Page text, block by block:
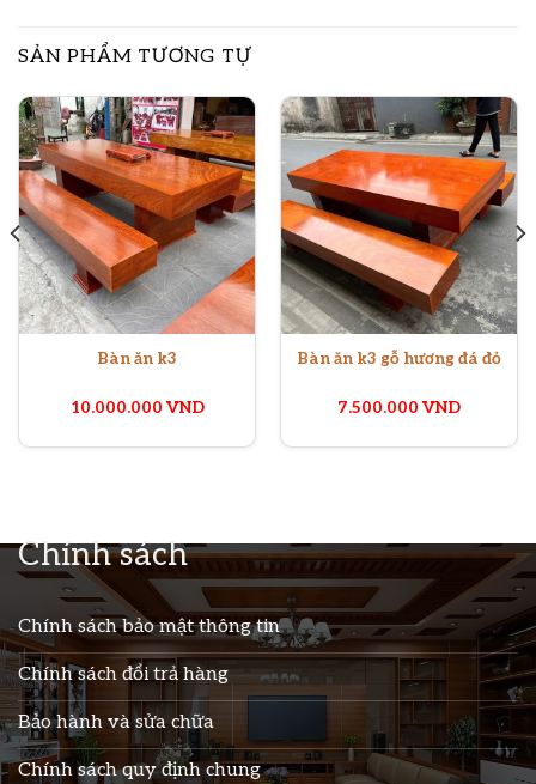
SẢN PHẨM TƯƠNG TỰ
Bàn ăn k3
10.000.000 VND
Bàn ăn k3 gỗ hương đá đỏ
7.500.000 VND
Chính sách
Chính sách bảo mật thông tin
Chính sách đổi trả hàng
Bảo hành và sửa chữa
Chính sách quy định chung